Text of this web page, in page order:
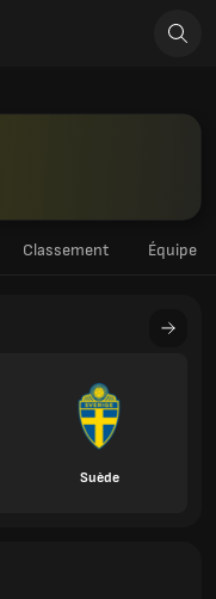
Classement Équipe
Suède